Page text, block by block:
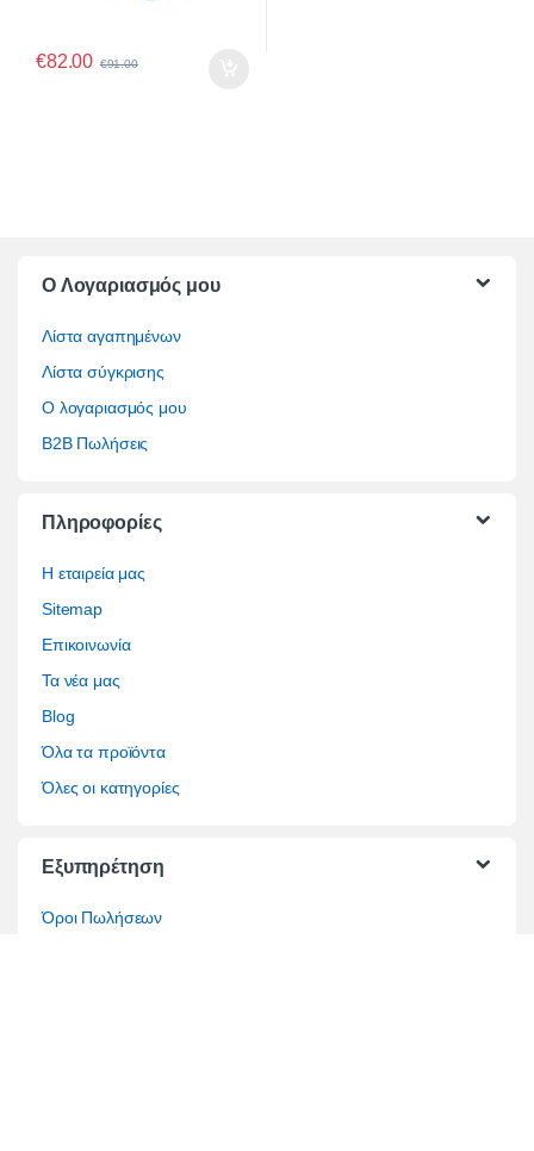
€82.00 €91.00
O Λογαριασμός μου
Λίστα αγαπημένων
Λίστα σύγκρισης
Ο λογαριασμός μου
B2B Πωλήσεις
Πληροφορίες
Η εταιρεία μας
Sitemap
Επικοινωνία
Τα νέα μας
Blog
Όλα τα προϊόντα
Όλες οι κατηγορίες
Εξυπηρέτηση
Όροι Πωλήσεων